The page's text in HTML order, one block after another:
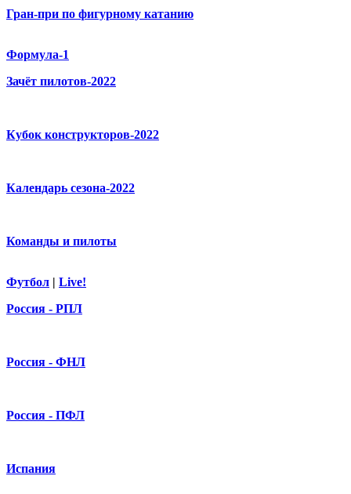
Гран-при по фигурному катанию
Формула-1
Зачёт пилотов-2022
Кубок конструкторов-2022
Календарь сезона-2022
Команды и пилоты
Футбол | Live!
Россия - РПЛ
Россия - ФНЛ
Россия - ПФЛ
Испания